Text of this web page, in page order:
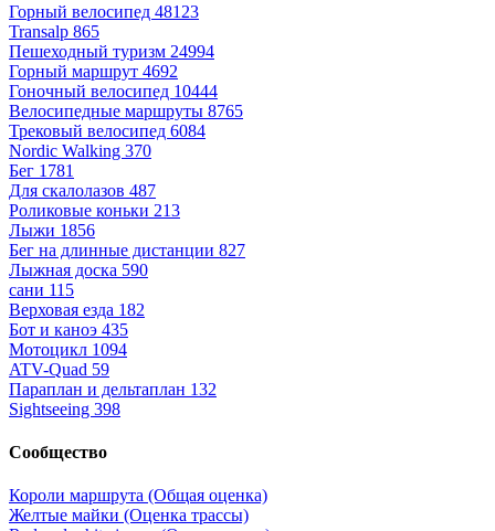
Горный велосипед 48123
Transalp 865
Пешеходный туризм 24994
Горный маршрут 4692
Гоночный велосипед 10444
Велосипедные маршруты 8765
Трековый велосипед 6084
Nordic Walking 370
Бег 1781
Для скалолазов 487
Роликовые коньки 213
Лыжи 1856
Бег на длинные дистанции 827
Лыжная доска 590
сани 115
Верховая езда 182
Бот и каноэ 435
Мотоцикл 1094
ATV-Quad 59
Параплан и дельтаплан 132
Sightseeing 398
Сообщество
Короли маршрута (Общая оценка)
Желтые майки (Оценка трассы)